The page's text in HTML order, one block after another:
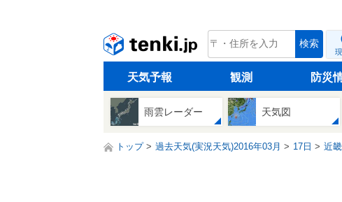
tenki.jp 検索
天気予報 観測 防災
雨雲レーダー 天気図
トップ 過去天気(実況天気)2016年03月 17日 近